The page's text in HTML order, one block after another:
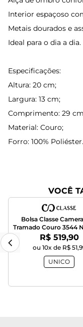
Interior espaçoso
Metais dourados e
Ideal para o dia a dia.
Especificações:
Altura: 20 cm;
Largura: 13 cm;
Comprimento: 29
Material: Couro;
Forro: 100% Poliéster.
VOCÊ
Bolsa Classe
Tramado Couro 3544
Por:
R$ 519,90
ou 10x de R$
UNICO